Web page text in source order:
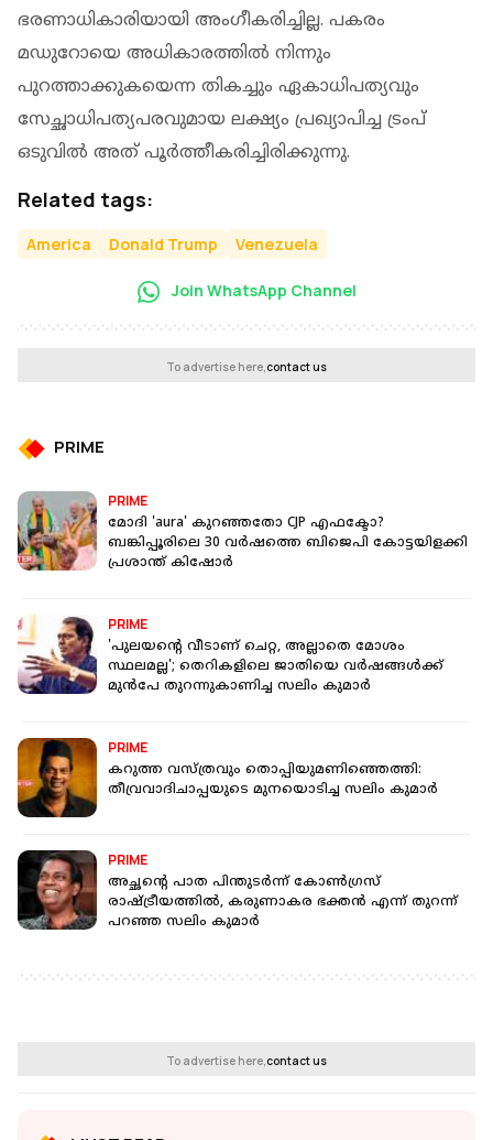
ഭരണാധികാരിയായി അംഗീകരിച്ചില്ല. പകരം
മഡുറോയെ അധികാരത്തില്‍ നിന്നും
പുറത്താക്കുകയെന്ന തികച്ചും ഏകാധിപത്യവും
സേച്ഛാധിപത്യപരവുമായ ലക്ഷ്യം പ്രഖ്യാപിച്ച ട്രംപ്
ഒടുവില്‍ അത് പൂർത്തീകരിച്ചിരിക്കുന്നു.
Related tags:
America Donald Trump Venezuela
Join WhatsApp Channel
To advertise here,contact us
PRIME
PRIME
മോദി 'aura' കുറഞ്ഞതോ CJP എഫക്ടോ?
ബങ്കിപ്പൂരിലെ 30 വർഷത്തെ ബിജെപി കോട്ടയിളക്കി
പ്രശാന്ത് കിഷോർ
PRIME
'പുലയന്റെ വീടാണ് ചെറ്റ, അല്ലാതെ മോശം
സ്ഥലമല്ല'; തെറികളിലെ ജാതിയെ വർഷങ്ങൾക്ക്
മുൻപേ തുറന്നുകാണിച്ച സലിം കുമാർ
PRIME
കറുത്ത വസ്ത്രവും തൊപ്പിയുമണിഞ്ഞെത്തി:
തീവ്രവാദിചാപ്പയുടെ മുനയൊടിച്ച സലിം കുമാര്‍
PRIME
അച്ഛന്റെ പാത പിന്തുടര്‍ന്ന് കോണ്‍ഗ്രസ്
രാഷ്ട്രീയത്തില്‍, കരുണാകര ഭക്തന്‍ എന്ന് തുറന്ന്
പറഞ്ഞ സലിം കുമാർ
To advertise here,contact us